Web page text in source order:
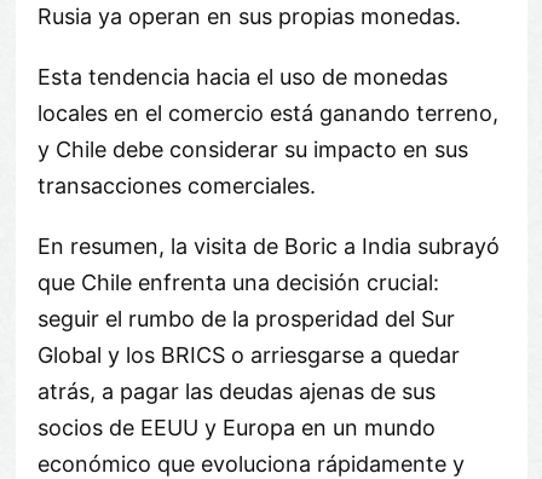
Rusia ya operan en sus propias monedas.
Esta tendencia hacia el uso de monedas
locales en el comercio está ganando terreno,
y Chile debe considerar su impacto en sus
transacciones comerciales.
En resumen, la visita de Boric a India subrayó
que Chile enfrenta una decisión crucial:
seguir el rumbo de la prosperidad del Sur
Global y los BRICS o arriesgarse a quedar
atrás, a pagar las deudas ajenas de sus
socios de EEUU y Europa en un mundo
económico que evoluciona rápidamente y